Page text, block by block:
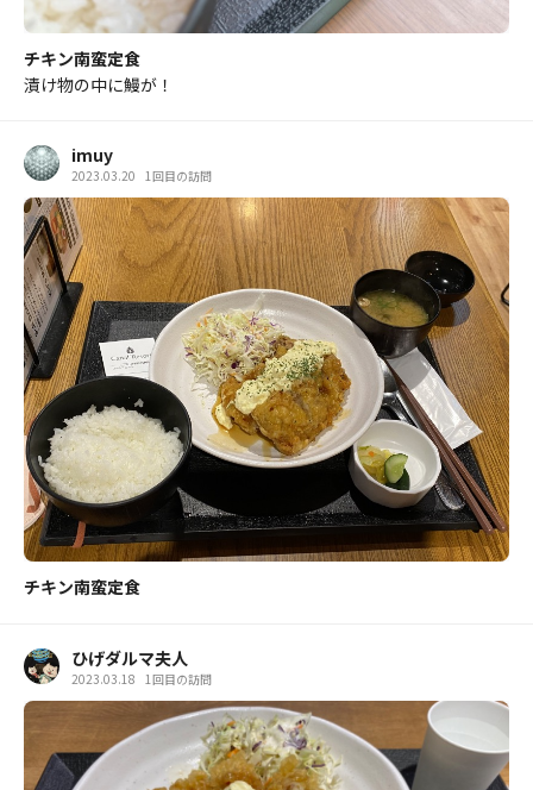
チキン南蛮定食
漬け物の中に鰻が！
imuy
2023.03.20 1回目の訪問
チキン南蛮定食
ひげダルマ夫人
2023.03.18 1回目の訪問